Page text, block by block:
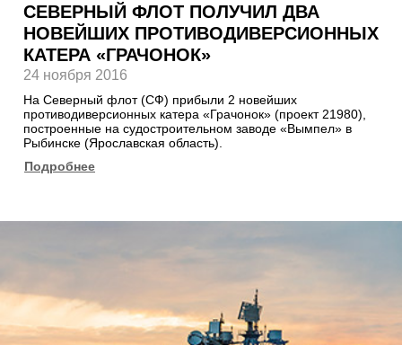
СЕВЕРНЫЙ ФЛОТ ПОЛУЧИЛ ДВА
НОВЕЙШИХ ПРОТИВОДИВЕРСИОННЫХ
КАТЕРА «ГРАЧОНОК»
24 ноября 2016
На Северный флот (СФ) прибыли 2 новейших
противодиверсионных катера «Грачонок» (проект 21980),
построенные на судостроительном заводе «Вымпел» в
Рыбинске (Ярославская область).
Подробнее